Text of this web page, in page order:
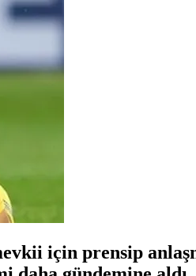
için prensip